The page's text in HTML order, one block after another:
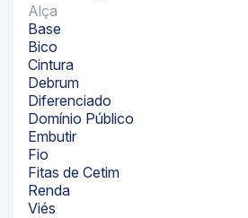
Alça
Base
Bico
Cintura
Debrum
Diferenciado
Domínio Público
Embutir
Fio
Fitas de Cetim
Renda
Viés